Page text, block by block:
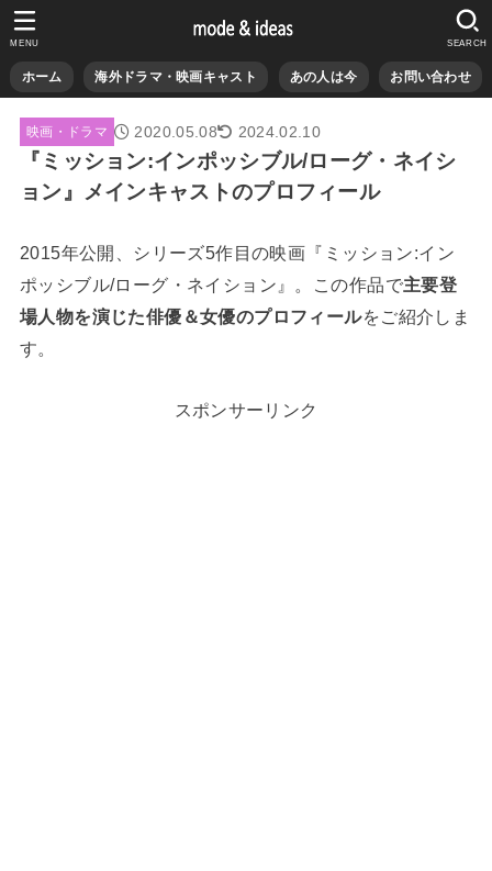
ホーム 海外ドラマ・映画キャスト あの人は今 お問い合わせ
SEARCH
MENU
映画・ドラマ 2020.05.08 2024.02.10
『ミッション:インポッシブル/ローグ・ネイシ
ョン』メインキャストのプロフィール
2015年公開、シリーズ5作目の映画『ミッション:イン
ポッシブル/ローグ・ネイション』。この作品で主要登
場人物を演じた俳優＆女優のプロフィールをご紹介しま
す。
スポンサーリンク